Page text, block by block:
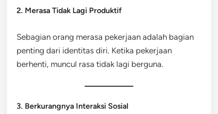
2. Merasa Tidak Lagi Produktif
Sebagian orang merasa pekerjaan adalah bagian
penting dari identitas diri. Ketika pekerjaan
berhenti, muncul rasa tidak lagi berguna.
3. Berkurangnya Interaksi Sosial